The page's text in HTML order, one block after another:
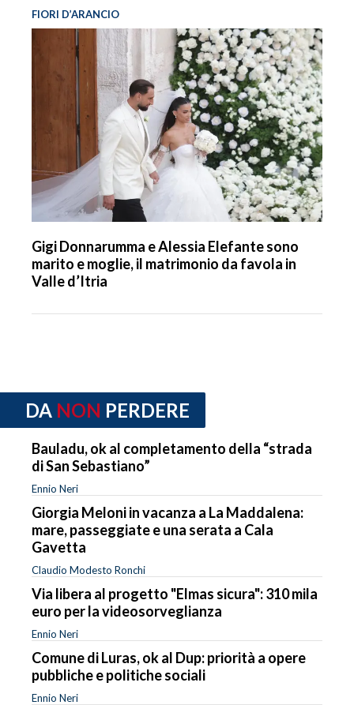
FIORI D’ARANCIO
Gigi Donnarumma e Alessia Elefante sono
marito e moglie, il matrimonio da favola in
Valle d’Itria
DA NON PERDERE
Bauladu, ok al completamento della “strada
di San Sebastiano”
Ennio Neri
Giorgia Meloni in vacanza a La Maddalena:
mare, passeggiate e una serata a Cala
Gavetta
Claudio Modesto Ronchi
Via libera al progetto "Elmas sicura": 310 mila
euro per la videosorveglianza
Ennio Neri
Comune di Luras, ok al Dup: priorità a opere
pubbliche e politiche sociali
Ennio Neri